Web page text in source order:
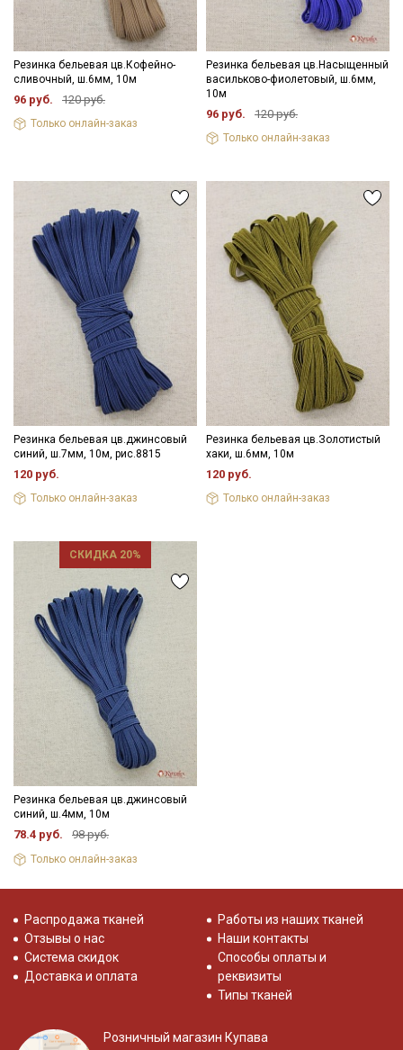
Резинка бельевая цв.Кофейно-
сливочный, ш.6мм, 10м
96 руб. 120 руб.
Только онлайн-заказ
Резинка бельевая цв.Насыщенный
васильково-фиолетовый, ш.6мм,
10м
96 руб. 120 руб.
Только онлайн-заказ
Резинка бельевая цв.джинсовый
синий, ш.7мм, 10м, рис.8815
120 руб.
Только онлайн-заказ
Резинка бельевая цв.Золотистый
хаки, ш.6мм, 10м
120 руб.
Только онлайн-заказ
СКИДКА 20%
Резинка бельевая цв.джинсовый
синий, ш.4мм, 10м
78.4 руб. 98 руб.
Только онлайн-заказ
Распродажа тканей
Отзывы о нас
Система скидок
Доставка и оплата
Работы из наших тканей
Наши контакты
Способы оплаты и
реквизиты
Типы тканей
Розничный магазин Купава